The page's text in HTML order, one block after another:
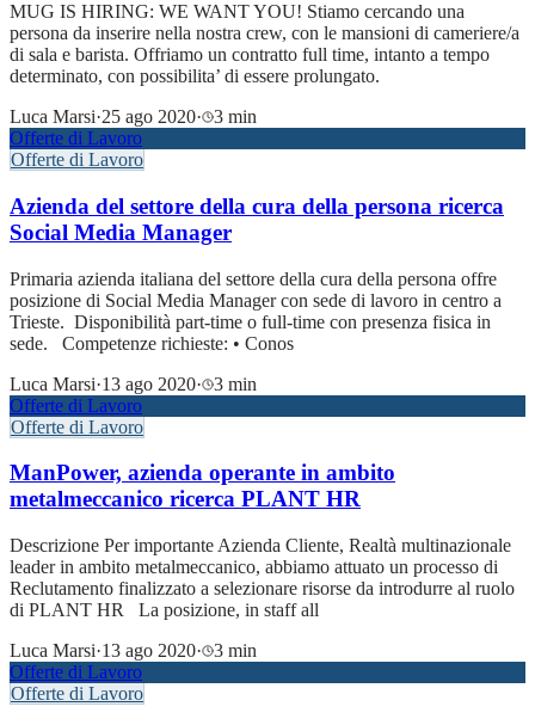
MUG IS HIRING: WE WANT YOU! Stiamo cercando una
persona da inserire nella nostra crew, con le mansioni di cameriere/a
di sala e barista. Offriamo un contratto full time, intanto a tempo
determinato, con possibilita’ di essere prolungato.
Luca Marsi·25 ago 2020·
3 min
Offerte di Lavoro
Offerte di Lavoro
Azienda del settore della cura della persona ricerca
Social Media Manager
Primaria azienda italiana del settore della cura della persona offre
posizione di Social Media Manager con sede di lavoro in centro a
Trieste. Disponibilità part-time o full-time con presenza fisica in
sede. Competenze richieste: • Conos
Luca Marsi·13 ago 2020·
3 min
Offerte di Lavoro
Offerte di Lavoro
ManPower, azienda operante in ambito
metalmeccanico ricerca PLANT HR
Descrizione Per importante Azienda Cliente, Realtà multinazionale
leader in ambito metalmeccanico, abbiamo attuato un processo di
Reclutamento finalizzato a selezionare risorse da introdurre al ruolo
di PLANT HR La posizione, in staff all
Luca Marsi·13 ago 2020·
3 min
Offerte di Lavoro
Offerte di Lavoro